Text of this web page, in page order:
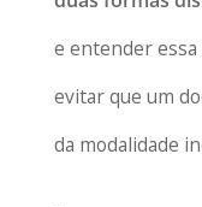
e entender
evitar que um
da modalidade